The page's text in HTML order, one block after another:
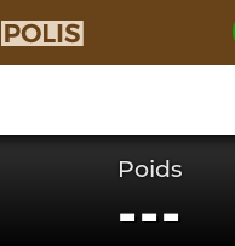
Poids
---